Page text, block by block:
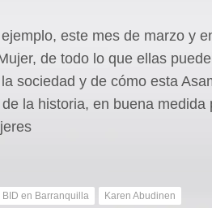
este mes de marzo y
de todo lo que ellas
sociedad y de cómo esta
la historia, en buena medida
en Barranquilla Karen Abudinen